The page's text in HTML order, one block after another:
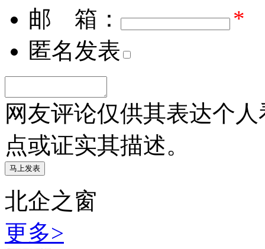
邮 箱：
*
匿名发表
网友评论仅供其表达个
点或证实其描述。
北企之窗
更多>